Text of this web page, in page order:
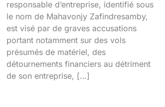
responsable d’entreprise, identifié sous
le nom de Mahavonjy Zafindresamby,
est visé par de graves accusations
portant notamment sur des vols
présumés de matériel, des
détournements financiers au détriment
de son entreprise, […]